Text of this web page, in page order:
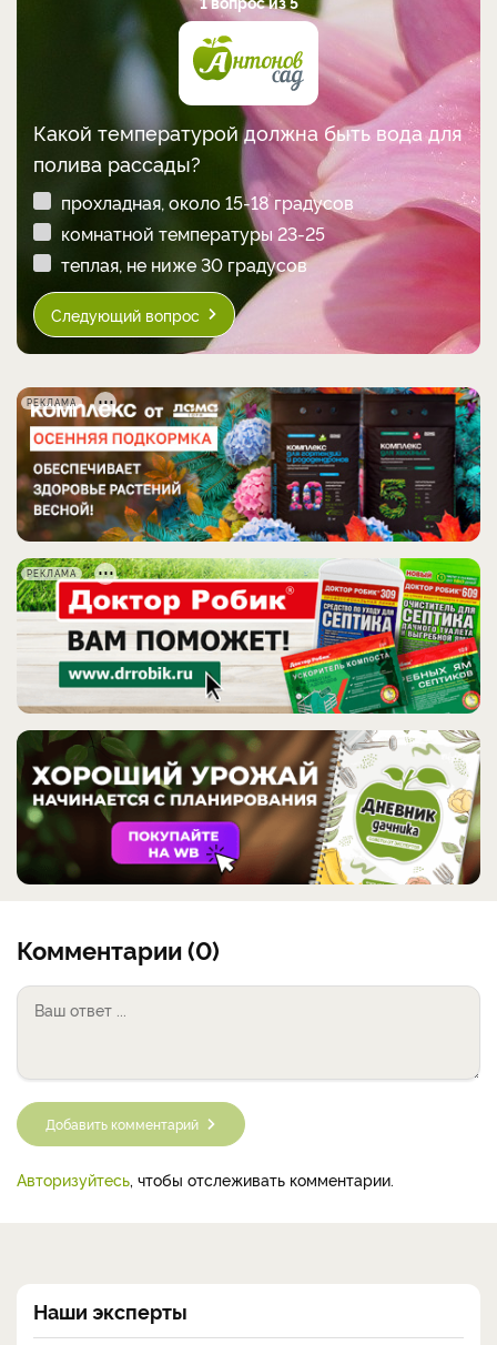
Какой температурой должна быть вода для
полива рассады?
прохладная, около 15-18 градусов
комнатной температуры 23-25
теплая, не ниже 30 градусов
Следующий вопрос
РЕКЛАМА
РЕКЛАМА
Комментарии (0)
Добавить комментарий
Авторизуйтесь, чтобы отслеживать комментарии.
Наши эксперты